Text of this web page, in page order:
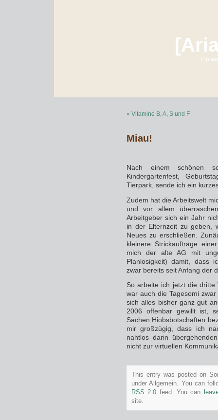
Ein
« Vitamine B, A, S und F
Miau!
Nach einem schönen
Kindergartenfest,
Tierpark, sende ich ein
Zudem hat die Arbeitswelt
und vor allem
Arbeitgeber sich ein Jahr
in der Elternzeit zu geben,
Neues zu erschließen.
kleinere Strickaufträge
mich der alte AG mit
Planlosigkeit) damit, dass
zwar bereits seit Anfang der
So arbeite ich jetzt die
war auch die Tagesomi
sich alles bisher ganz gut
2006 offenbar gewillt ist,
Sachen Hiobsbotschaften
mir großzügig, dass ich
nahtlos darin
nicht zur virtuellen
This entry was posted on
under Allgemein. You can
RSS 2.0 feed. You can
site.